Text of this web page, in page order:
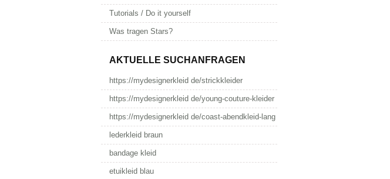
Tutorials / Do it yourself
Was tragen Stars?
AKTUELLE SUCHANFRAGEN
https://mydesignerkleid de/strickkleider
https://mydesignerkleid de/young-couture-kleider
https://mydesignerkleid de/coast-abendkleid-lang
lederkleid braun
bandage kleid
etuikleid blau